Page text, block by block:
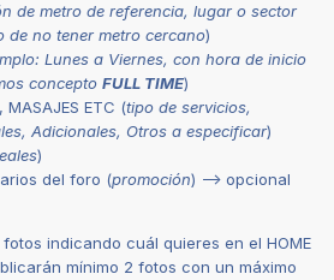
de metro de referencia, lugar o sector
de no tener metro cercano)
Lunes a Viernes, con hora de inicio
concepto FULL TIME)
MASAJES ETC (tipo de servicios,
Adicionales, Otros a especificar)
)
del foro (promoción) --> opcional
fotos indicando cuál quieres en el HOME
mínimo 2 fotos con un máximo